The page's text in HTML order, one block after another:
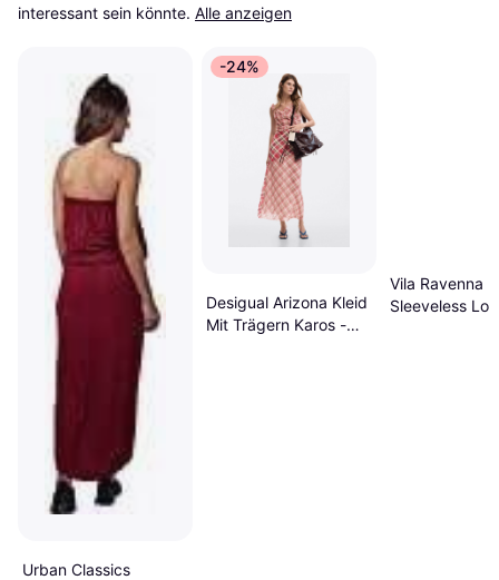
interessant sein könnte. Alle anzeigen
Urban Classics
-24%
Desigual Arizona Kleid
Mit Trägern Karos -
Vila Ravenna
Sleeveless